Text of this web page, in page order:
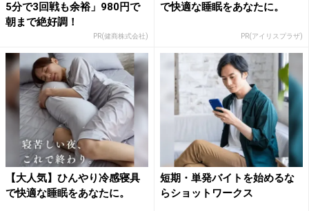
5分で3回戦も余裕」980円で
朝まで絶好調！
PR(健商株式会社)
で快適な睡眠をあなたに。
PR(アイリスプラザ)
【大人気】ひんやり冷感寝具
で快適な睡眠をあなたに。
短期・単発バイトを始めるな
らショットワークス